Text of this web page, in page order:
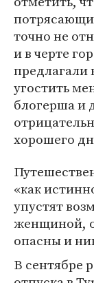
точно не
и в черте
предлагали
угостить
блогерша и
хорошего
«как
упустят
женщиной,
опасны и
В сентябре